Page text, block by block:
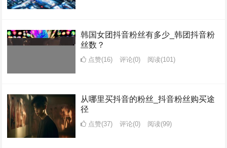
韩国女团抖音粉丝有多少_韩团抖音粉
丝数？
点赞(16) 评论(0) 阅读(101)
从哪里买抖音的粉丝_抖音粉丝购买途
径
点赞(37) 评论(0) 阅读(99)